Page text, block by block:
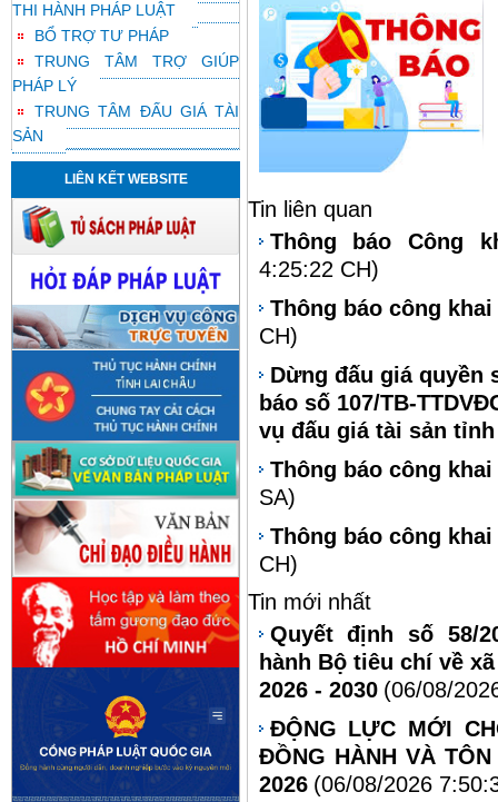
THI HÀNH PHÁP LUẬT
BỔ TRỢ TƯ PHÁP
TRUNG TÂM TRỢ GIÚP
PHÁP LÝ
TRUNG TÂM ĐẤU GIÁ TÀI
SẢN
LIÊN KẾT WEBSITE
Tin liên quan
Thông báo Công
4:25:22 CH)
Thông báo công
CH)
Dừng đấu giá quyền
báo số 107/TB-
vụ đấu giá tài sản
Thông báo công
SA)
Thông báo công
CH)
Tin mới nhất
Quyết định số 58/
hành Bộ tiêu chí về
2026 - 2030 (06/08/
ĐỘNG LỰC MỚI
ĐỒNG HÀNH VÀ
2026 (06/08/2026